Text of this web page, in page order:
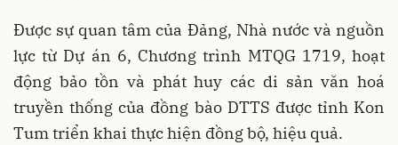
Được sự quan tâm của Đảng, Nhà nước và nguồn
lực từ Dự án 6, Chương trình MTQG 1719, hoạt
động bảo tồn và phát huy các di sản văn hoá
truyền thống của đồng bào DTTS được tỉnh Kon
Tum triển khai thực hiện đồng bộ, hiệu quả.